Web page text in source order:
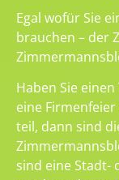
Egal wofür Sie
brauchen – der
Haben Sie
eine
teil, dann sind
sind eine Stadt-